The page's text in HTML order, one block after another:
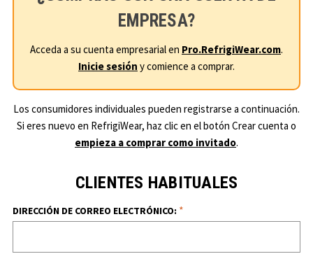
EMPRESA?
Acceda a su cuenta empresarial en Pro.RefrigiWear.com.
Inicie sesión y comience a comprar.
Los consumidores individuales pueden registrarse a continuación.
Si eres nuevo en RefrigiWear, haz clic en el botón Crear cuenta o
empieza a comprar como invitado.
CLIENTES HABITUALES
DIRECCIÓN DE CORREO ELECTRÓNICO: *